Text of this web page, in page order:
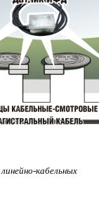
линейно-кабельных